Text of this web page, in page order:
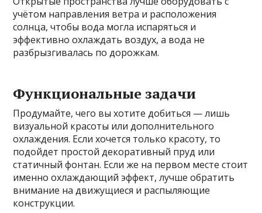
учётом направления ветра и расположения
солнца, чтобы вода могла испаряться и
эффективно охлаждать воздух, а вода не
разбрызгивалась по дорожкам.
Функциональные задачи
Продумайте, чего вы хотите добиться — лишь
визуальной красоты или дополнительного
охлаждения. Если хочется только красоту, то
подойдет простой декоративный пруд или
статичный фонтан. Если же на первом месте стоит
именно охлаждающий эффект, лучше обратить
внимание на движущиеся и распыляющие
конструкции.